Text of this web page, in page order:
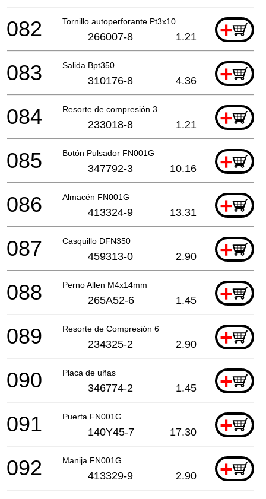
Tornillo autoperforante Pt3x10 +
082 266007-8 1.21
Salida Bpt350 +
083 310176-8 4.36
Resorte de compresión 3 +
084 233018-8 1.21
Botón Pulsador FN001G +
085 347792-3 10.16
Almacén FN001G +
086 413324-9 13.31
Casquillo DFN350 +
087 459313-0 2.90
Perno Allen M4x14mm +
088 265A52-6 1.45
Resorte de Compresión 6 +
089 234325-2 2.90
Placa de uñas +
090 346774-2 1.45
Puerta FN001G +
091 140Y45-7 17.30
Manija FN001G +
092 413329-9 2.90